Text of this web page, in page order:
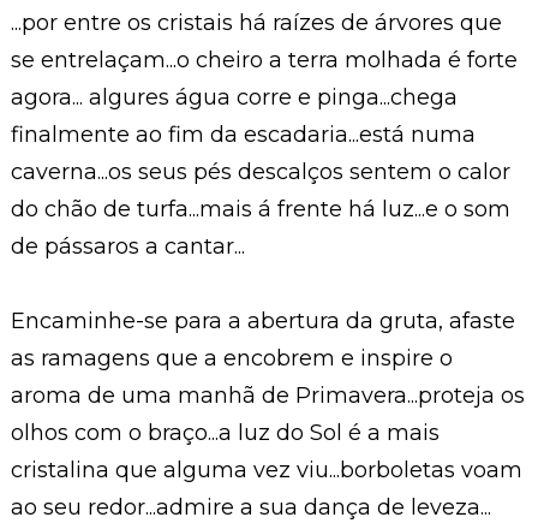
...por entre os cristais há raízes de árvores que
se entrelaçam...o cheiro a terra molhada é forte
agora... algures água corre e pinga...chega
finalmente ao fim da escadaria...está numa
caverna...os seus pés descalços sentem o calor
do chão de turfa...mais á frente há luz...e o som
de pássaros a cantar...
Encaminhe-se para a abertura da gruta, afaste
as ramagens que a encobrem e inspire o
aroma de uma manhã de Primavera...proteja os
olhos com o braço...a luz do Sol é a mais
cristalina que alguma vez viu...borboletas voam
ao seu redor...admire a sua dança de leveza...